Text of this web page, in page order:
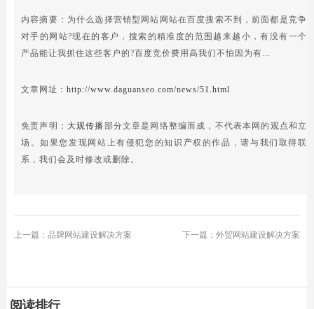
内容摘要：为什么选择营销型网站网站在百度搜索不到，前面都是竞争
对手的网站?现在的客户，搜索的精准度的范围越来越小，有没有一个
产品能让我抓住这些客户的?百度竞价费用高我们不怕因为有...
文章网址： http://www.daguanseo.com/news/51.html
免责声明： 大观传播部分文章是网络整编而成，不代表本网的观点和立
场。如果您发现网站上有侵犯您的知识产权的作品，请与我们取得联
系，我们会及时修改或删除。
上一篇：品牌网站建设解决方案 下一篇：外贸网站建设解决方案
阅读排行